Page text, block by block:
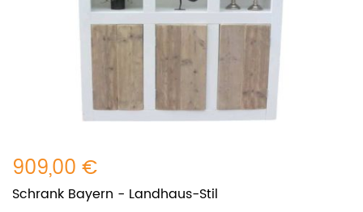
909,00 €
Schrank Bayern - Landhaus-Stil